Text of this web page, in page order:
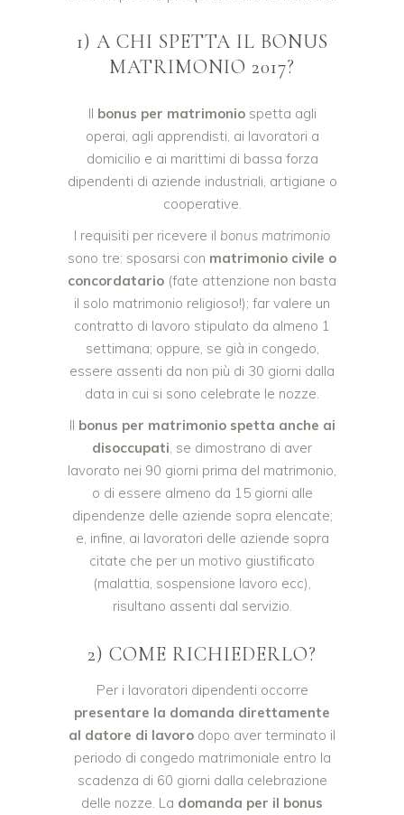
1) A CHI SPETTA IL BONUS
MATRIMONIO 2017?
Il bonus per matrimoniospetta agli
operai, agli apprendisti, ai lavoratori a
domicilio e ai marittimi di bassa forza
dipendenti di aziende industriali, artigiane o
cooperative.
I requisiti per ricevere il bonus matrimonio
sono tre: sposarsi con matrimonio civile o
concordatario (fate attenzione non basta
il solo matrimonio religioso!); far valere un
contratto di lavoro stipulato da almeno 1
settimana; oppure, se già in congedo,
essere assenti da non più di 30 giorni dalla
data in cui si sono celebrate le nozze.
Il bonus per matrimonio spetta anche ai
disoccupati, se dimostrano di aver
lavorato nei 90 giorni prima del matrimonio,
o di essere almeno da 15 giorni alle
dipendenze delle aziende sopra elencate;
e, infine, ai lavoratori delle aziende sopra
citate che per un motivo giustificato
(malattia, sospensione lavoro ecc),
risultano assenti dal servizio.
2) COME RICHIEDERLO?
Per i lavoratori dipendenti occorre
presentare la domanda direttamente
al datore di lavoro dopo aver terminato il
periodo di congedo matrimoniale entro la
scadenza di 60 giorni dalla celebrazione
delle nozze. La domanda per il bonus